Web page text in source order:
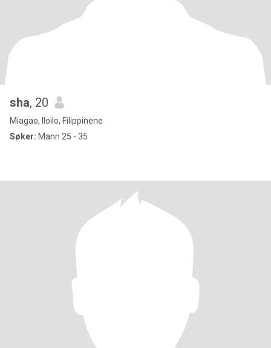
sha, 20
Miagao, Iloilo, Filippinene
Søker: Mann 25 - 35